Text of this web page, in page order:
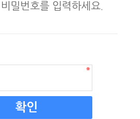
밀번호를 입력하세요.